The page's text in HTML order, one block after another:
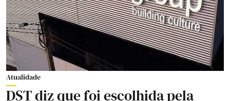
Atualidade
DST diz que foi escolhida pela